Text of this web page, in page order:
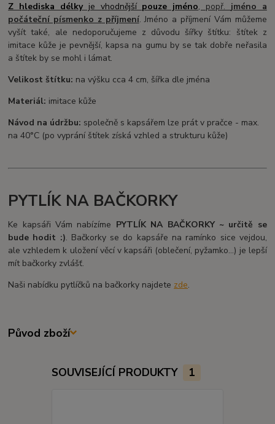
Z hlediska délkyje vhodnější pouze jméno, popř. jméno a
počáteční písmenko zpříjmení. Jméno a příjmení Vám můžeme
vyšít také, ale nedoporučujeme z důvodu šířky štítku: štítek z
imitace kůže je pevnější, kapsa na gumu by se tak dobře neřasila
a štítek by se mohl i lámat.
Velikost štítku: na výšku cca 4 cm, šířka dle jména
Materiál: imitace kůže
Návod na údržbu: společně s kapsářem lze prát v pračce - max.
na 40°C (po vyprání štítek získá vzhled a strukturu kůže)
PYTLÍK NA BAČKORKY
Ke kapsáři Vám nabízíme PYTLÍK NA BAČKORKY ~ určitě se
bude hodit :). Bačkorky se do kapsáře na ramínko sice vejdou,
ale vzhledem k uložení věcí v kapsáři (oblečení, pyžamko...) je lepší
mít bačkorky zvlášť.
Naši nabídku pytlíčků na bačkorky najdete zde.
Původ zboží
SOUVISEJÍCÍ PRODUKTY 1